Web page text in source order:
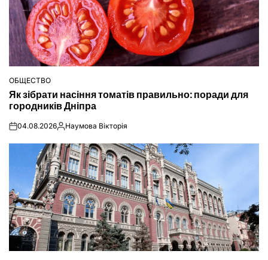
ОПУБЛІКУВАТИ
У
ОБЩЕСТВО
Як зібрати насіння томатів правильно: поради для
городників Дніпра
on04.08.2026Опубліковано
Наумова Вікторія